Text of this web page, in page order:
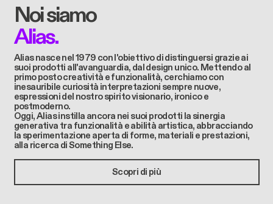
Noi siamo
Alias.
Alias ​​nasce nel 1979 con l'obiettivo di distinguersi grazie ai
suoi prodotti all'avanguardia, dal design unico. Mettendo al
primo posto creatività e funzionalità, cerchiamo con
inesauribile curiosità interpretazioni sempre nuove,
espressioni del nostro spirito visionario, ironico e
postmoderno.
Oggi, Alias instilla ancora nei suoi prodotti la sinergia
generativa tra funzionalità e abilità artistica, abbracciando
la sperimentazione aperta di forme, materiali e prestazioni,
alla ricerca di Something Else.
Scopri di più